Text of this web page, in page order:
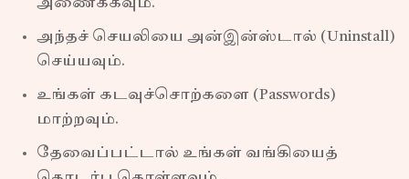
அணைக்கவும்.
அந்தச் செயலியை அன்இன்ஸ்டால் (Uninstall)
செய்யவும்.
உங்கள் கடவுச்சொற்களை (Passwords)
மாற்றவும்.
தேவைப்பட்டால் உங்கள் வங்கியைத்